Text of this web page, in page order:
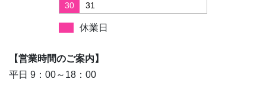
30
31
休業日
【営業時間のご案内】
平日 9：00～18：00